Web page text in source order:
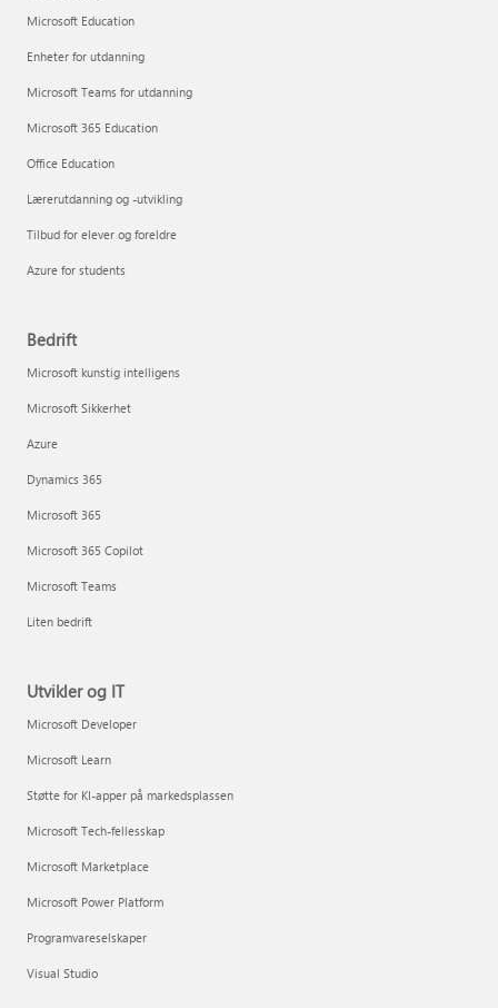
Microsoft Education
Enheter for utdanning
Microsoft Teams for utdanning
Microsoft 365 Education
Office Education
Lærerutdanning og -utvikling
Tilbud for elever og foreldre
Azure for students
Bedrift
Microsoft kunstig intelligens
Microsoft Sikkerhet
Azure
Dynamics 365
Microsoft 365
Microsoft 365 Copilot
Microsoft Teams
Liten bedrift
Utvikler og IT
Microsoft Developer
Microsoft Learn
Støtte for KI-apper på markedsplassen
Microsoft Tech-fellesskap
Microsoft Marketplace
Microsoft Power Platform
Programvareselskaper
Visual Studio